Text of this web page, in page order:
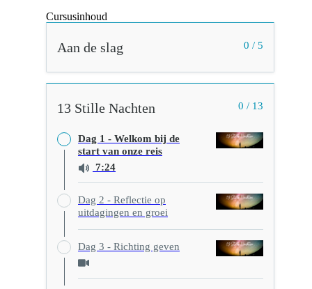
Cursusinhoud
0 / 5
Aan de slag
0 / 13
13 Stille Nachten
Dag 1 - Welkom bij de
start van onze reis
7:24
Dag 2 - Reflectie op
uitdagingen en groei
Dag 3 - Richting geven